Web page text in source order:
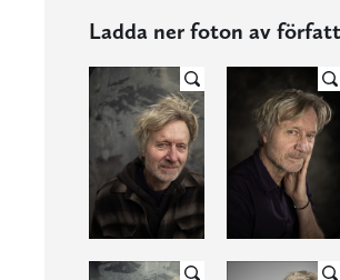
Ladda ner foton av